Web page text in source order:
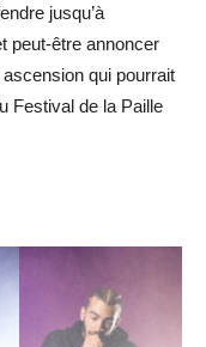
jusqu’à
peut-être annoncer
qui pourrait
Festival de la Paille